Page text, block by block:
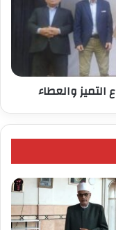
والعطاء